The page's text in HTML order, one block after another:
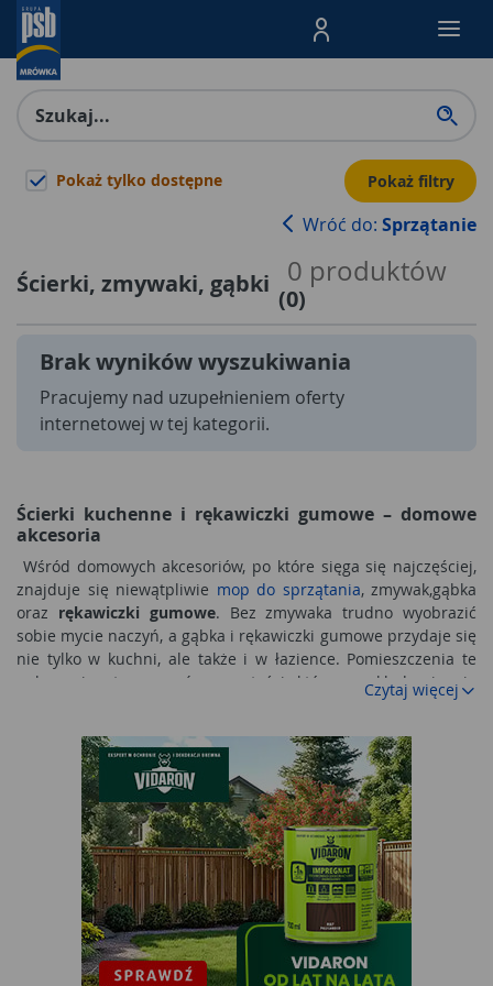
Menu Produktów,
Pokaż tylko dostępne Pokaż filtry
Wróć do: Sprzątanie
Ścierki, zmywaki, gąbki 0 produktów
(0)
Brak wyników wyszukiwania
Pracujemy nad uzupełnieniem oferty
internetowej w tej kategorii.
Ścierki kuchenne i rękawiczki gumowe – domowe
akcesoria
Wśród domowych akcesoriów, po które sięga się najczęściej,
znajduje się niewątpliwie mop do sprzątania, zmywak,gąbka
oraz rękawiczki gumowe. Bez zmywaka trudno wyobrazić
sobie mycie naczyń, a gąbka i rękawiczki gumowe przydaje się
nie tylko w kuchni, ale także i w łazience. Pomieszczenia te
opłaca się utrzymywać w czystości, która przekłada się nie
tylko na komfort korzystania z nich, ale również zdrowie
zanieczyszczeń. Nie trzeba co prawda codziennie myć całej
łazienki czy dezynfekować zlewu, ale z pomocą
kuchennej można na bieżąco wycierać zabrudzone
powierzchnie. Dzięki temu w kuchni gotuje się chętniej i
częściej, a łazienka zaprasza do przyjemnej, relaksującej
kąpieli. Firma Vileda od lat produkuje małe akcesoria do
sprzątania, wśród których znaleźć można wysokiej jakości
wytrzymałeścierki kuchenne, a także zmywaki,
rękawiczki gumowe orazmopy ręczne
zainwestować w takie profesjonalne produkty, ponieważ są
Czytaj więcej